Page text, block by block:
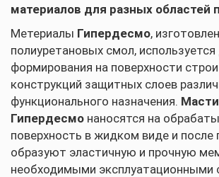
материалов для разных областей
Метериалы Гипердесмо,
полиуретановых смол, используется
формирования на поверхности
конструкций защитных слоев
функционального назначения.
Гипердесмо наносятся на
поверхность в жидком виде и после
образуют эластичную и прочную
необходимыми эксплуатационными